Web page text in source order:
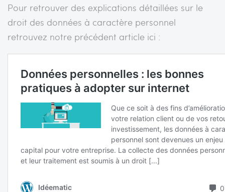
Pour retrouver des explications détaillées sur le
droit des données à caractère personnel
retrouvez notre précédent article ici :